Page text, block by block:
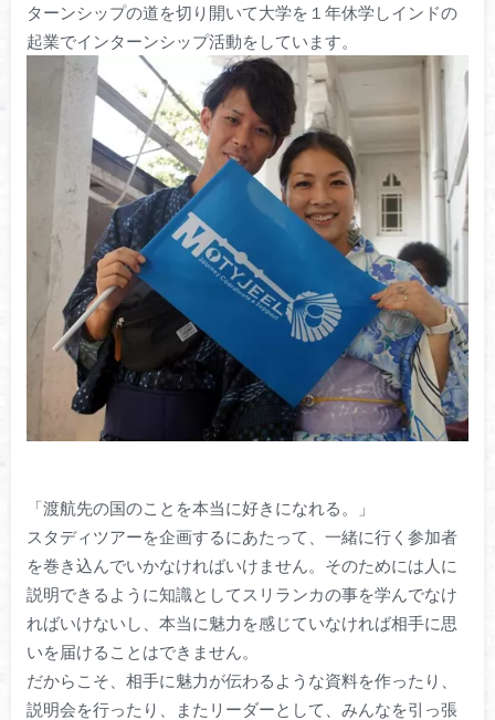
ターンシップの道を切り開いて大学を１年休学しインドの
起業でインターンシップ活動をしています。
「渡航先の国のことを本当に好きになれる。」
スタディツアーを企画するにあたって、一緒に行く参加者
を巻き込んでいかなければいけません。そのためには人に
説明できるように知識としてスリランカの事を学んでなけ
ればいけないし、本当に魅力を感じていなければ相手に思
いを届けることはできません。
だからこそ、相手に魅力が伝わるような資料を作ったり、
説明会を行ったり、またリーダーとして、みんなを引っ張